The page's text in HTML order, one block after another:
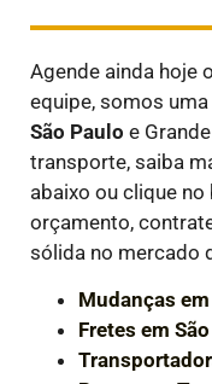
Agende ainda hoje
equipe, somos uma
São Paulo e
transporte, saiba
abaixo ou clique
orçamento,
sólida no mercado
Mudanças
Fretes em